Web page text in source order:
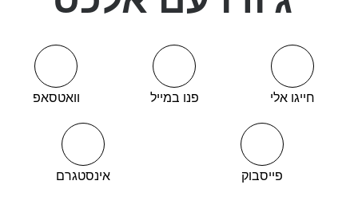
חייגו אלי פנו במייל וואטסאפ
פייסבוק אינסטגרם